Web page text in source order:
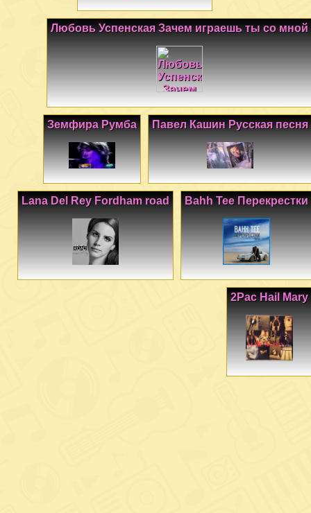
Любовь Успенская Зачем играешь ты со мной
Павел Кашин Русская песня
Земфира Румба
Bahh Tee Перекрестки
Lana Del Rey Fordham road
2Pac Hail Mary